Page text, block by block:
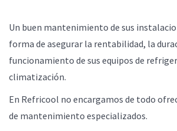
Un buen mantenimiento de sus
forma de asegurar la rentabilidad, la
funcionamiento de sus equipos de
climatización.
En Refricool no encargamos de todo
de mantenimiento especializados.